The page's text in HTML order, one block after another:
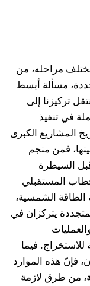
مراحله، من
مسألة أبسط
تركيزنا إلى
في تنفيذ
المشاريع الكبرى
فمن منجم
في بوازار الذي افتُتح في 1928 قبل السيطرة
المستقبلي
الشمسية،
يتركزان في
للاستخراج. فيما
فإنّ هذه الموارد
من طرق لازمة